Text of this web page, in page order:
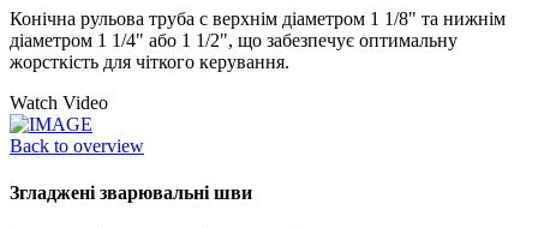
Конічна рульова труба с верхнім діаметром 1 1/8" та нижнім
діаметром 1 1/4" або 1 1/2", що забезпечує оптимальну
жорсткість для чіткого керування.
Watch Video
Back to overview
Згладжені зварювальні шви